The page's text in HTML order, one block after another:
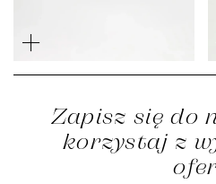
Zapisz się do
korzystaj z